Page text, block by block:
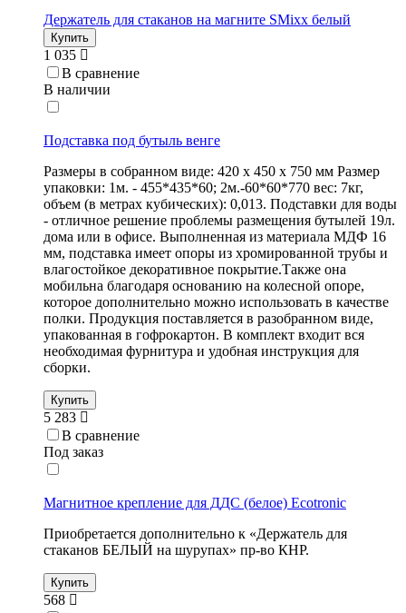
Держатель для стаканов на магните SMixx белый
Купить
1 035
В сравнение
В наличии
Подставка под бутыль венге
Размеры в собранном виде: 420 х 450 х 750 мм Размер
упаковки: 1м. - 455*435*60; 2м.-60*60*770 вес: 7кг,
объем (в метрах кубических): 0,013. Подставки для воды
- отличное решение проблемы размещения бутылей 19л.
дома или в офисе. Выполненная из материала МДФ 16
мм, подставка имеет опоры из хромированной трубы и
влагостойкое декоративное покрытие.Также она
мобильна благодаря основанию на колесной опоре,
которое дополнительно можно использовать в качестве
полки. Продукция поставляется в разобранном виде,
упакованная в гофрокартон. В комплект входит вся
необходимая фурнитура и удобная инструкция для
сборки.
Купить
5 283
В сравнение
Под заказ
Магнитное крепление для ДДС (белое) Ecotronic
Приобретается дополнительно к «Держатель для
стаканов БЕЛЫЙ на шурупах» пр-во КНР.
Купить
568